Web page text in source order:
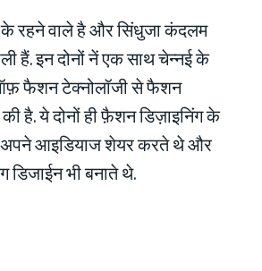
के रहने वाले है और सिंधुजा कंदलम
हैं. इन दोनों नें एक साथ चेन्नई के
फैशन टेक्नोलॉजी से फैशन
है. ये दोनों ही फ़ैशन डिज़ाइनिंग के
अपने आइडियाज शेयर करते थे और
भी बनाते थे.